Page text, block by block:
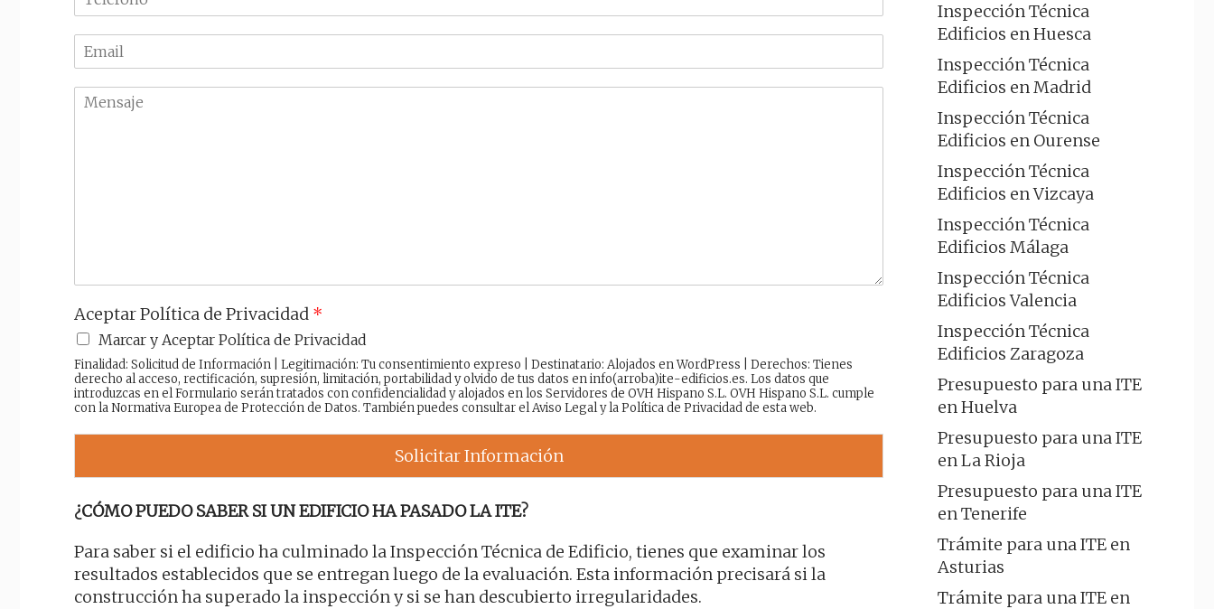
r
e
l
f
m
a
M
Aceptar Política de Privacidad *
Marcar y Aceptar Política de Privacidad
Finalidad: Solicitud de Información | Legitimación: Tu consentimiento expreso | Destinatario: Alojados en WordPress | Derechos: Tienes
derecho al acceso, rectificación, supresión, limitación, portabilidad y olvido de tus datos en info(arroba)ite-edificios.es. Los datos que
introduzcas en el Formulario serán tratados con confidencialidad y alojados en los Servidores de OVH Hispano S.L. OVH Hispano S.L. cumple
con la Normativa Europea de Protección de Datos. También puedes consultar elAviso Legaly laPolítica de Privacidadde esta web.
Solicitar Información
¿CÓMO PUEDO SABER SI UN EDIFICIO HA PASADO LA ITE?
Para saber si el edificio ha culminado la Inspección Técnica de Edificio, tienes que examinar los
resultados establecidos que se entregan luego de la evaluación. Esta información precisará si la
construcción ha superado la inspección y si se han descubierto irregularidades.
Inspección Técnica
Edificios en Huesca
Inspección Técnica
Edificios en Madrid
Inspección Técnica
Edificios en Ourense
Inspección Técnica
Edificios en Vizcaya
Inspección Técnica
Edificios Málaga
Inspección Técnica
Edificios Valencia
Inspección Técnica
Edificios Zaragoza
Presupuesto para una ITE
en Huelva
Presupuesto para una ITE
en La Rioja
Presupuesto para una ITE
en Tenerife
Trámite para una ITE en
Asturias
Trámite para una ITE en